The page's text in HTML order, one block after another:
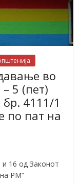
во
5 (пет)
4111/1
по пат на
и 16 од Законот
РМ“